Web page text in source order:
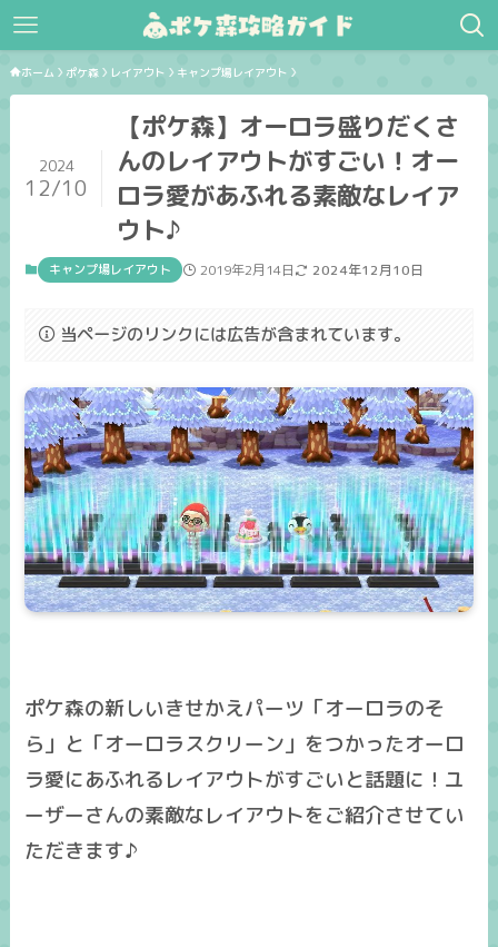
ホーム ポケ森 レイアウト キャンプ場レイアウト
【ポケ森】オーロラ盛りだくさ
んのレイアウトがすごい！オー
ロラ愛があふれる素敵なレイア
ウト♪
2024
12/10
キャンプ場レイアウト 2019年2月14日 2024年12月10日
当ページのリンクには広告が含まれています。
ポケ森の新しいきせかえパーツ「オーロラのそ
ら」と「オーロラスクリーン」をつかったオーロ
ラ愛にあふれるレイアウトがすごいと話題に！ユ
ーザーさんの素敵なレイアウトをご紹介させてい
ただきます♪